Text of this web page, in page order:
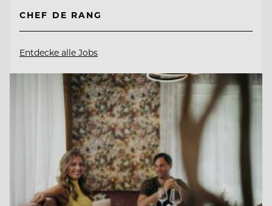
CHEF DE RANG
Entdecke alle Jobs